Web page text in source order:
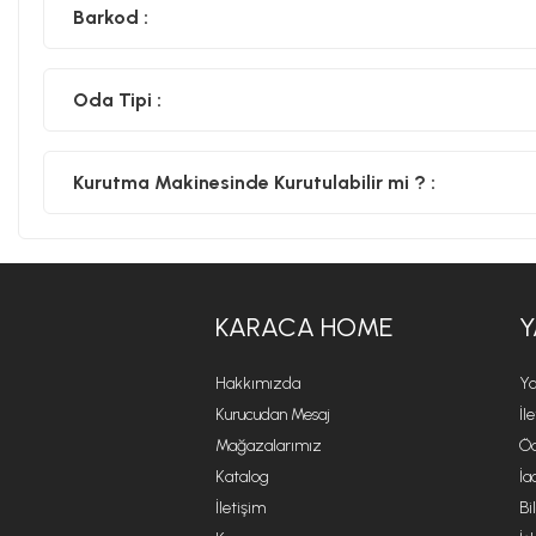
Barkod :
Oda Tipi :
Kurutma Makinesinde Kurutulabilir mi ? :
KARACA HOME
Hakkımızda
Kurucudan Mesaj
Mağazalarımız
Katalog
İletişim